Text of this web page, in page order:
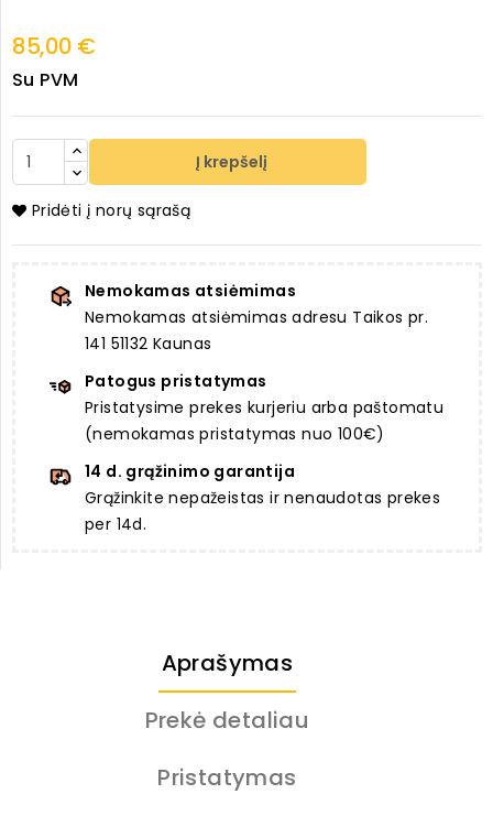
85,00 €
Su PVM
Į krepšelį
Pridėti į norų sąrašą
Nemokamas atsiėmimas
Nemokamas atsiėmimas adresu Taikos pr.
141 51132 Kaunas
Patogus pristatymas
Pristatysime prekes kurjeriu arba paštomatu
(nemokamas pristatymas nuo 100€)
14 d. grąžinimo garantija
Grąžinkite nepažeistas ir nenaudotas prekes
per 14d.
Aprašymas
Prekė detaliau
Pristatymas